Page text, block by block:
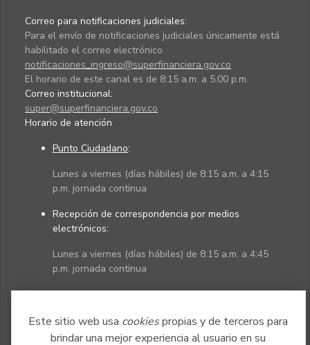
Este sitio web usa cookiespropias y de terceros para
brindar una mejor experiencia al usuario en su
Correo para notificaciones judiciales:
Para el envío de notificaciones judiciales únicamente está
habilitado el correo electrónico
notificaciones_ingreso@superfinanciera.gov.co
El horario de este canal es de 8:15 a.m. a 5:00 p.m.
Correo institucional:
super@superfinanciera.gov.co
Horario de atención
Punto Ciudadano:
Lunes a viernes (días hábiles) de 8:15 a.m. a 4:15
p.m. jornada continua
Recepción de correspondencia por medios
electrónicos:
Lunes a viernes (días hábiles) de 8:15 a.m. a 4:45
p.m. jornada continua